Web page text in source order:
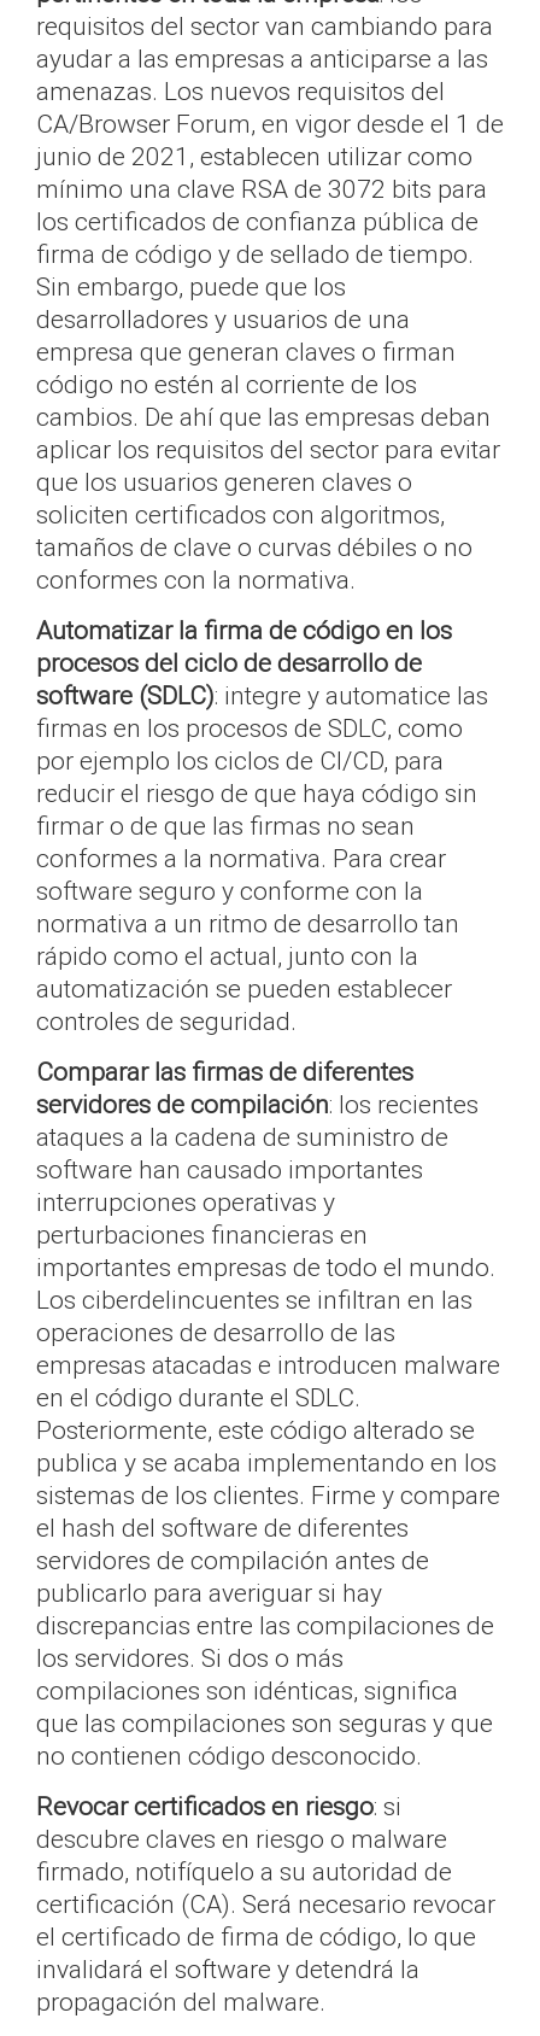
requisitos del sector van cambiando para
ayudar a las empresas a anticiparse a las
amenazas. Los nuevos requisitos del
CA/Browser Forum, en vigor desde el 1 de
junio de 2021, establecen utilizar como
mínimo una clave RSA de 3072 bits para
los certificados de confianza pública de
firma de código y de sellado de tiempo.
Sin embargo, puede que los
desarrolladores y usuarios de una
empresa que generan claves o firman
código no estén al corriente de los
cambios. De ahí que las empresas deban
aplicar los requisitos del sector para evitar
que los usuarios generen claves o
soliciten certificados con algoritmos,
tamaños de clave o curvas débiles o no
conformes con la normativa.
Automatizar la firma de código en los
procesos del ciclo de desarrollo de
software (SDLC): integre y automatice las
firmas en los procesos de SDLC, como
por ejemplo los ciclos de CI/CD, para
reducir el riesgo de que haya código sin
firmar o de que las firmas no sean
conformes a la normativa. Para crear
software seguro y conforme con la
normativa a un ritmo de desarrollo tan
rápido como el actual, junto con la
automatización se pueden establecer
controles de seguridad.
Comparar las firmas de diferentes
servidores de compilación: los recientes
ataques a la cadena de suministro de
software han causado importantes
interrupciones operativas y
perturbaciones financieras en
importantes empresas de todo el mundo.
Los ciberdelincuentes se infiltran en las
operaciones de desarrollo de las
empresas atacadas e introducen malware
en el código durante el SDLC.
Posteriormente, este código alterado se
publica y se acaba implementando en los
sistemas de los clientes. Firme y compare
el hash del software de diferentes
servidores de compilación antes de
publicarlo para averiguar si hay
discrepancias entre las compilaciones de
los servidores. Si dos o más
compilaciones son idénticas, significa
que las compilaciones son seguras y que
no contienen código desconocido.
Revocar certificados en riesgo: si
descubre claves en riesgo o malware
firmado, notifíquelo a su autoridad de
certificación (CA). Será necesario revocar
el certificado de firma de código, lo que
invalidará el software y detendrá la
propagación del malware.